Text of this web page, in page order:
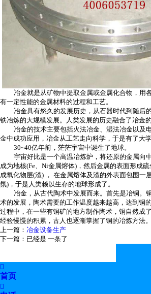
冶金就是从矿物中提取金属或金属化合物，用
有一定性能的金属材料的过程和工艺。
冶金具有悠久的发展历史，从石器时代到随后
铁冶炼的大规模发展。人类发展的历史融合了冶金的
冶金的技术主要包括火法冶金、湿法冶金以及
金中成功应用，冶金从工艺走向科学，于是有了大
30~40亿年前，茫茫宇宙中诞生了地球。
宇宙好比是一个高温冶炼炉，将还原的金属向
成为地核(Fe、Ni金属熔体)，然后金属的表面形成
成氧化物层(渣) ， 在金属熔体及渣的外表面包围一
氛)，于是人类赖以生存的地球形成了。
冶金，从古代陶术中发展而来。首先是冶铜。
术的发展，陶术需要的工作温度越来越高，达到铜
过程中，在一些有铜矿的地方制作陶术，铜自然成
经验慢慢的积累，古人也逐渐掌握了铜的冶炼方法。
上一篇： 冶金设备生产
下一篇：已经是 一条了

首页
